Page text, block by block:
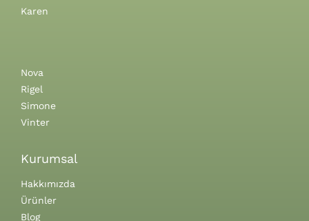
Karen
Nova
Rigel
Simone
Vinter
Kurumsal
Hakkımızda
Ürünler
Blog